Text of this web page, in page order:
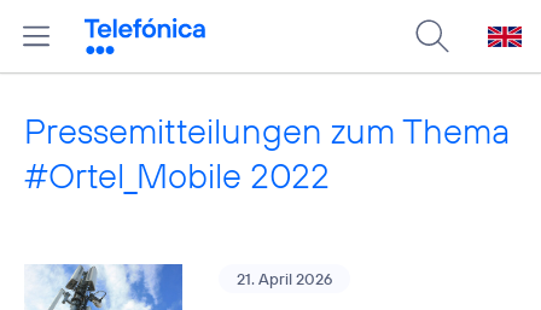
Pressemitteilungen zum Thema
#Ortel_Mobile 2022
21. April 2026